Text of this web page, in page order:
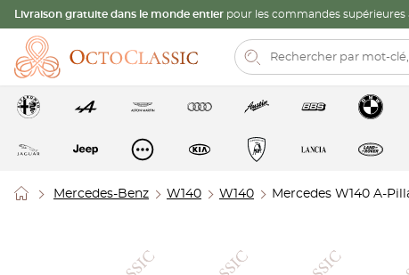
Livraison gratuite dans le monde entier pour les commandes supérieures
Mercedes-Benz W140 W140 Mercedes W140 A-